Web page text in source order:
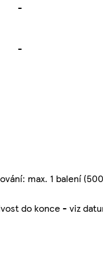
-
-
max. 1 balení
do konce - viz